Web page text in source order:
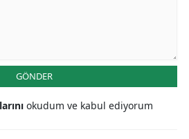
GÖNDER
okudum ve kabul ediyorum